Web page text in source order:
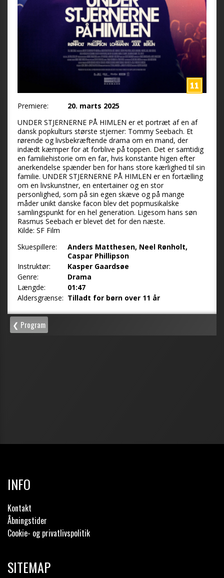
INFO
Kontakt
Åbningstider
Cookie- og privatlivspolitik
SITEMAP